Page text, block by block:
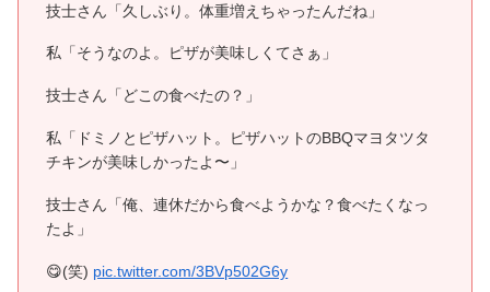
技士さん「久しぶり。体重増えちゃったんだね」
私「そうなのよ。ピザが美味しくてさぁ」
技士さん「どこの食べたの？」
私「ドミノとピザハット。ピザハットのBBQマヨタツタ
チキンが美味しかったよ〜」
技士さん「俺、連休だから食べようかな？食べたくなっ
たよ」
😋(笑) pic.twitter.com/3BVp502G6y